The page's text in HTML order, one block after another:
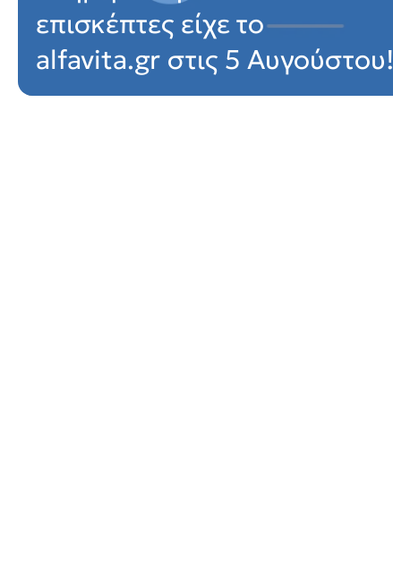
επισκέπτες είχε το
alfavita.gr στις 5 Αυγούστου!